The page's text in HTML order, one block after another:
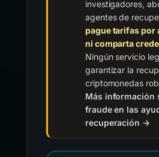
investigadores,
agentes de
pague tarifas por
ni comparta
Ningún servicio
garantizar la
criptomonedas
Más información
fraude en las
recuperación →